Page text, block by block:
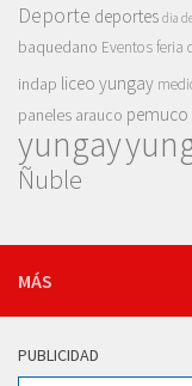
Deporte deportes dia
baquedano Eventosferia
indap liceo yungay
paneles arauco pemuco
yungay
Ñuble
MÁS
PUBLICIDAD